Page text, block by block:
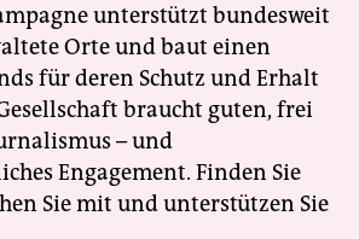
unterstützt bundesweit
Orte und baut einen
für deren Schutz und Erhalt
braucht guten, frei
– und
Engagement. Finden Sie
Sie mit und unterstützen Sie